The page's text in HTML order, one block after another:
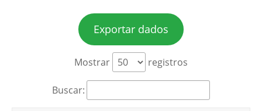
Exportar dados
Mostrar registros
Buscar: